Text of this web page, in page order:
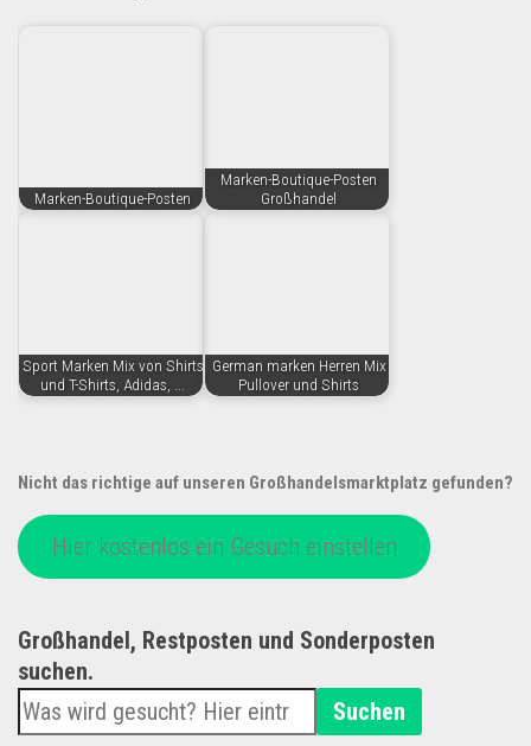
Marken-Boutique-Posten
Marken-Boutique-Posten
Großhandel
Sport Marken Mix von Shirts
und T-Shirts, Adidas, ...
German marken Herren Mix
Pullover und Shirts
Nicht das richtige auf unseren Großhandelsmarktplatz gefunden?
Hier kostenlos ein Gesuch einstellen
Großhandel, Restposten und Sonderposten
suchen.
Suchen